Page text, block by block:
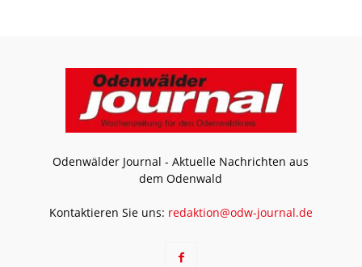
Odenwälder Journal - Aktuelle Nachrichten aus
dem Odenwald
Kontaktieren Sie uns: redaktion@odw-journal.de